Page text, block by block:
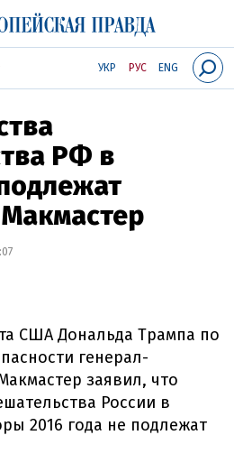
УКР РУС ENG
РФ в
США Дональда Трампа по
генерал-
заявил, что
России в
2016 года не подлежат